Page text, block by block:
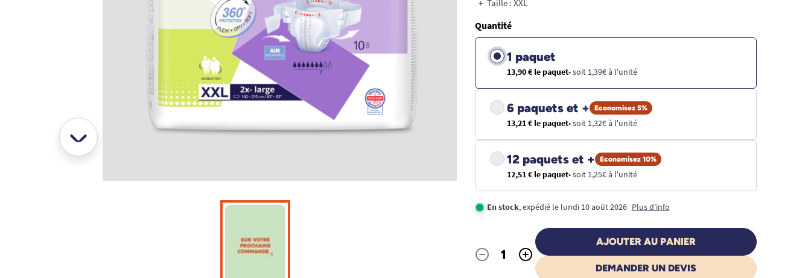
Taille : XXL
Quantité
1 paquet
13,90 € le paquet• soit 1,39€ à l'unité
6 paquets et + Economisez 5%
13,21 € le paquet• soit 1,32€ à l'unité
12 paquets et + Economisez 10%
12,51 € le paquet• soit 1,25€ à l'unité
En stock, expédié le lundi 10 août 2026 Plus d'info
Quantité
- +
AJOUTER AU PANIER
DEMANDER UN DEVIS